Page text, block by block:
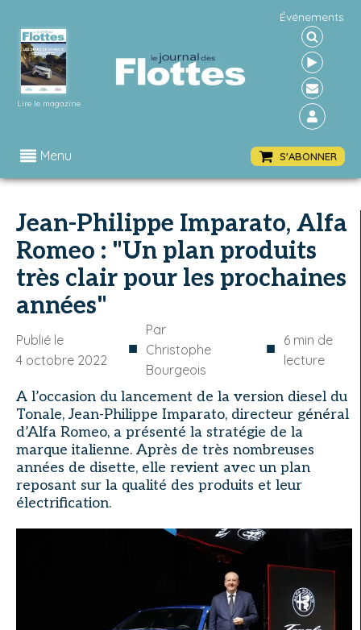
Lire le magazine
Événements
Menu S'ABONNER
Jean-Philippe Imparato, Alfa
Romeo : "Un plan produits
très clair pour les prochaines
années"
Publié le
4 octobre 2022
■
Par
Christophe
Bourgeois
■ 6 min de
lecture
A l’occasion du lancement de la version diesel du
Tonale, Jean-Philippe Imparato, directeur général
d’Alfa Romeo, a présenté la stratégie de la
marque italienne. Après de très nombreuses
années de disette, elle revient avec un plan
reposant sur la qualité des produits et leur
électrification.